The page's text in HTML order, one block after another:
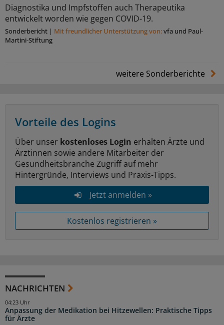
Diagnostika und Impfstoffen auch Therapeutika
entwickelt worden wie gegen COVID-19.
Sonderbericht | Mit freundlicher Unterstützung von:vfa und Paul-
Martini-Stiftung
weitere Sonderberichte
Vorteile des Logins
Über unser kostenloses Login erhalten Ärzte und
Ärztinnen sowie andere Mitarbeiter der
Gesundheitsbranche Zugriff auf mehr
Hintergründe, Interviews und Praxis-Tipps.
Jetzt anmelden »
Kostenlos registrieren »
NACHRICHTEN
Anpassung der Medikation bei Hitzewellen: Praktische Tipps
für Ärzte
04:23 Uhr